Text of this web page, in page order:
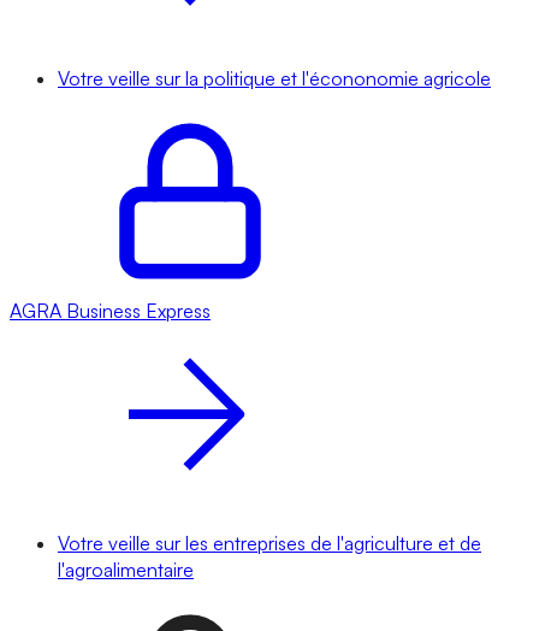
Votre veille sur la politique et l'écononomie agricole
AGRA Business Express
Votre veille sur les entreprises de l'agriculture et de
l'agroalimentaire